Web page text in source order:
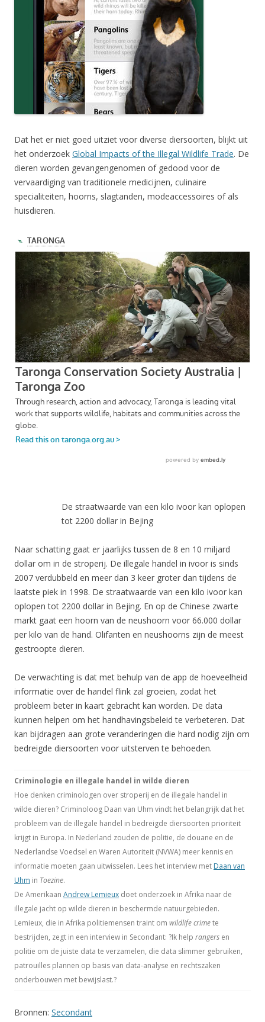
Dat het er niet goed uitziet voor diverse diersoorten, blijkt uit
het onderzoek Global Impacts of the Illegal Wildlife Trade. De
dieren worden gevangengenomen of gedood voor de
vervaardiging van traditionele medicijnen, culinaire
specialiteiten, hoorns, slagtanden, modeaccessoires of als
huisdieren.
De straatwaarde van een kilo ivoor kan oplopen
tot 2200 dollar in Bejing
Naar schatting gaat er jaarlijks tussen de 8 en 10 miljard
dollar om in de stroperij. De illegale handel in ivoor is sinds
2007 verdubbeld en meer dan 3 keer groter dan tijdens de
laatste piek in 1998. De straatwaarde van een kilo ivoor kan
oplopen tot 2200 dollar in Bejing. En op de Chinese zwarte
markt gaat een hoorn van de neushoorn voor 66.000 dollar
per kilo van de hand. Olifanten en neushoorns zijn de meest
gestroopte dieren.
De verwachting is dat met behulp van de app de hoeveelheid
informatie over de handel flink zal groeien, zodat het
probleem beter in kaart gebracht kan worden. De data
kunnen helpen om het handhavingsbeleid te verbeteren. Dat
kan bijdragen aan grote veranderingen die hard nodig zijn om
bedreigde diersoorten voor uitsterven te behoeden.
Criminologie en illegale handel in wilde dieren
Hoe denken criminologen over stroperij en de illegale handel in
wilde dieren? Criminoloog Daan van Uhm vindt het belangrijk dat het
probleem van de illegale handel in bedreigde diersoorten prioriteit
krijgt in Europa. In Nederland zouden de politie, de douane en de
Nederlandse Voedsel en Waren Autoriteit (NVWA) meer kennis en
informatie moeten gaan uitwisselen. Lees het interview met Daan van
Uhm in Toezine.
De Amerikaan Andrew Lemieux doet onderzoek in Afrika naar de
illegale jacht op wilde dieren in beschermde natuurgebieden.
Lemieux, die in Afrika politiemensen traint om wildlife crimete
bestrijden, zegt in een interview in Secondant: ?Ik help rangers en
politie om de juiste data te verzamelen, die data slimmer gebruiken,
patrouilles plannen op basis van data-analyse en rechtszaken
onderbouwen met bewijslast.?
Bronnen: Secondant